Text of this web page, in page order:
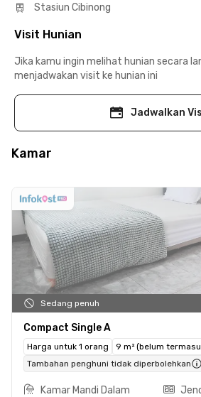
Stasiun Cibinong
Visit Hunian
Jika kamu ingin melihat hunian secara
menjadwakan visit ke hunian ini
Jadwalkan
Kamar
Sedang penuh
Compact Single A
Harga untuk 1 orang
9 m² (belum
Tambahan penghuni tidak diperbolehkan
Kamar Mandi Dalam